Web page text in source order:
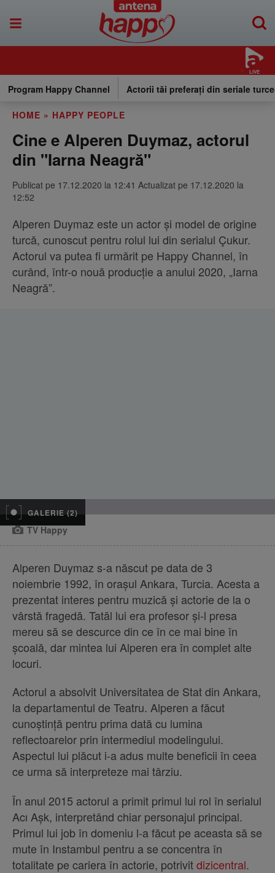
LIVE
Program Happy Channel Actorii tăi preferați din seriale
HOME » HAPPY PEOPLE
Cine e Alperen Duymaz, actorul
din "Iarna Neagră"
Publicat pe 17.12.2020 la 12:41 Actualizat pe 17.12.2020 la
12:52
Alperen Duymaz este un actor și model de origine
turcă, cunoscut pentru rolul lui din serialul Çukur.
Actorul va putea fi urmărit pe Happy Channel, în
curând, într-o nouă producție a anului 2020, „Iarna
Neagră”.
GALERIE (2)
TV Happy
Alperen Duymaz s-a născut pe data de 3
noiembrie 1992, în orașul Ankara, Turcia. Acesta a
prezentat interes pentru muzică și actorie de la o
vârstă fragedă. Tatăl lui era profesor și-l presa
mereu să se descurce din ce în ce mai bine în
școală, dar mintea lui Alperen era în complet alte
locuri.
Actorul a absolvit Universitatea de Stat din Ankara,
la departamentul de Teatru. Alperen a făcut
cunoștință pentru prima dată cu lumina
reflectoarelor prin intermediul modelingului.
Aspectul lui plăcut i-a adus multe beneficii în ceea
ce urma să interpreteze mai târziu.
În anul 2015 actorul a primit primul lui rol în serialul
Acı Așk, interpretând chiar personajul principal.
Primul lui job în domeniu l-a făcut pe aceasta să se
mute în Instambul pentru a se concentra în
totalitate pe cariera în actorie, potrivitdizicentral.